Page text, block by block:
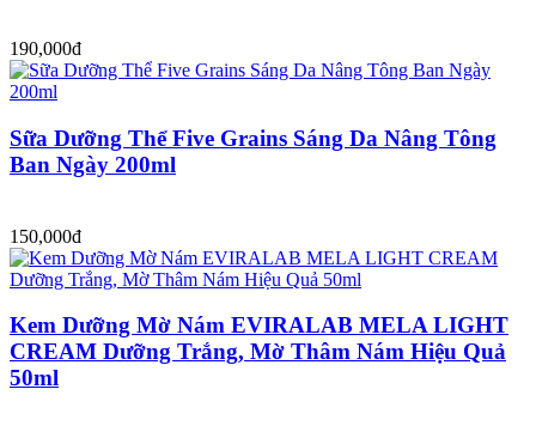
190,000đ
Sữa Dưỡng Thể Five Grains Sáng Da Nâng Tông
Ban Ngày 200ml
150,000đ
Kem Dưỡng Mờ Nám EVIRALAB MELA LIGHT
CREAM Dưỡng Trắng, Mờ Thâm Nám Hiệu Quả
50ml